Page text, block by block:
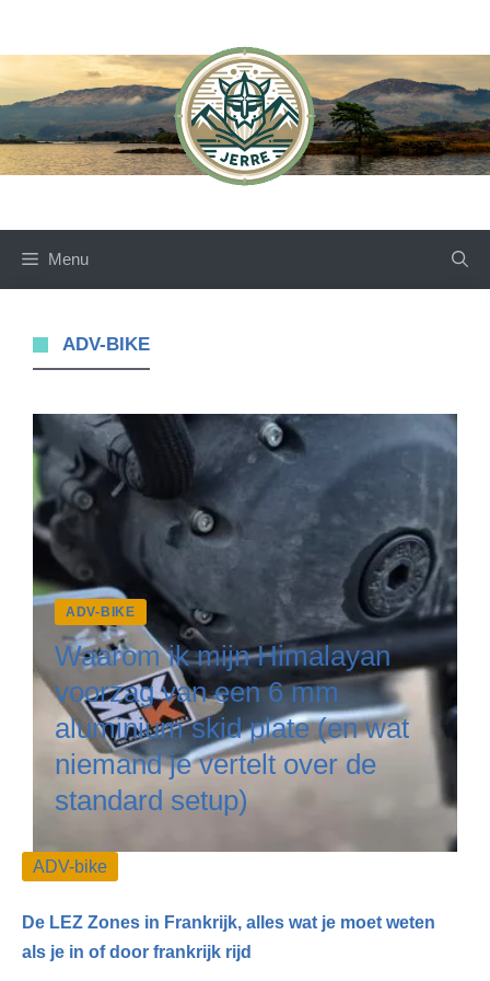
Menu
ADV-BIKE
ADV-BIKE
Waarom ik mijn Himalayan
voorzag van een 6 mm
aluminium skid plate (en wat
niemand je vertelt over de
standard setup)
ADV-bike
De LEZ Zones in Frankrijk, alles wat je moet weten
als je in of door frankrijk rijd